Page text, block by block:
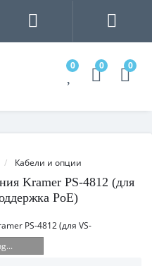
0 0 0
Кабели и опции
Kramer PS-4812 (для
PoE)